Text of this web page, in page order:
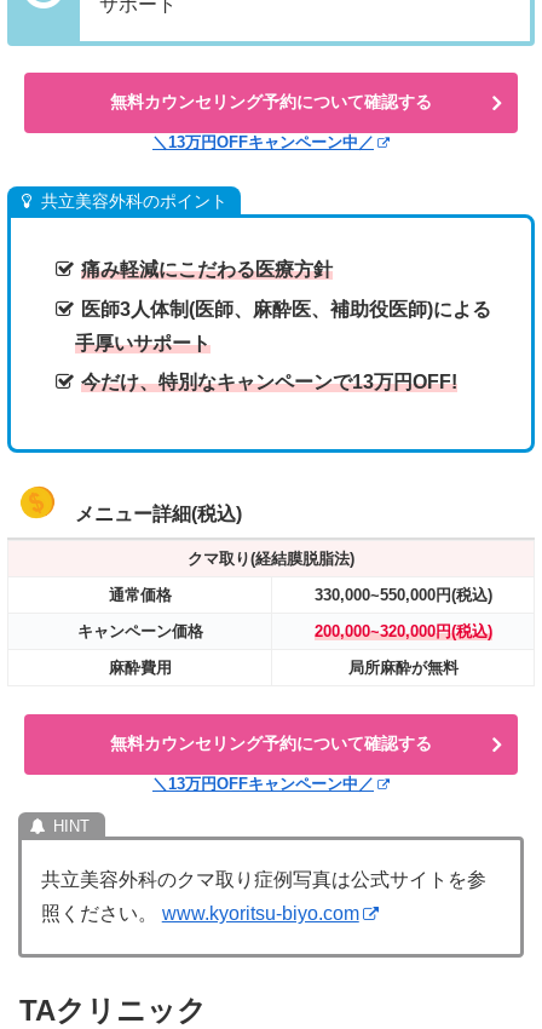
無料カウンセリング予約について確認する
＼13万円OFFキャンペーン中／
共立美容外科のポイント
痛み軽減にこだわる医療方針
医師3人体制(医師、麻酔医、補助役医師)による
手厚いサポート
今だけ、特別なキャンペーンで13万円OFF!
メニュー詳細(税込)
クマ取り(経結膜脱脂法)
通常価格
330,000~550,000円(税込)
キャンペーン価格
200,000~320,000円(税込)
麻酔費用
局所麻酔が無料
無料カウンセリング予約について確認する
＼13万円OFFキャンペーン中／
共立美容外科のクマ取り症例写真は公式サイトを参
照ください。 www.kyoritsu-biyo.com
TAクリニック